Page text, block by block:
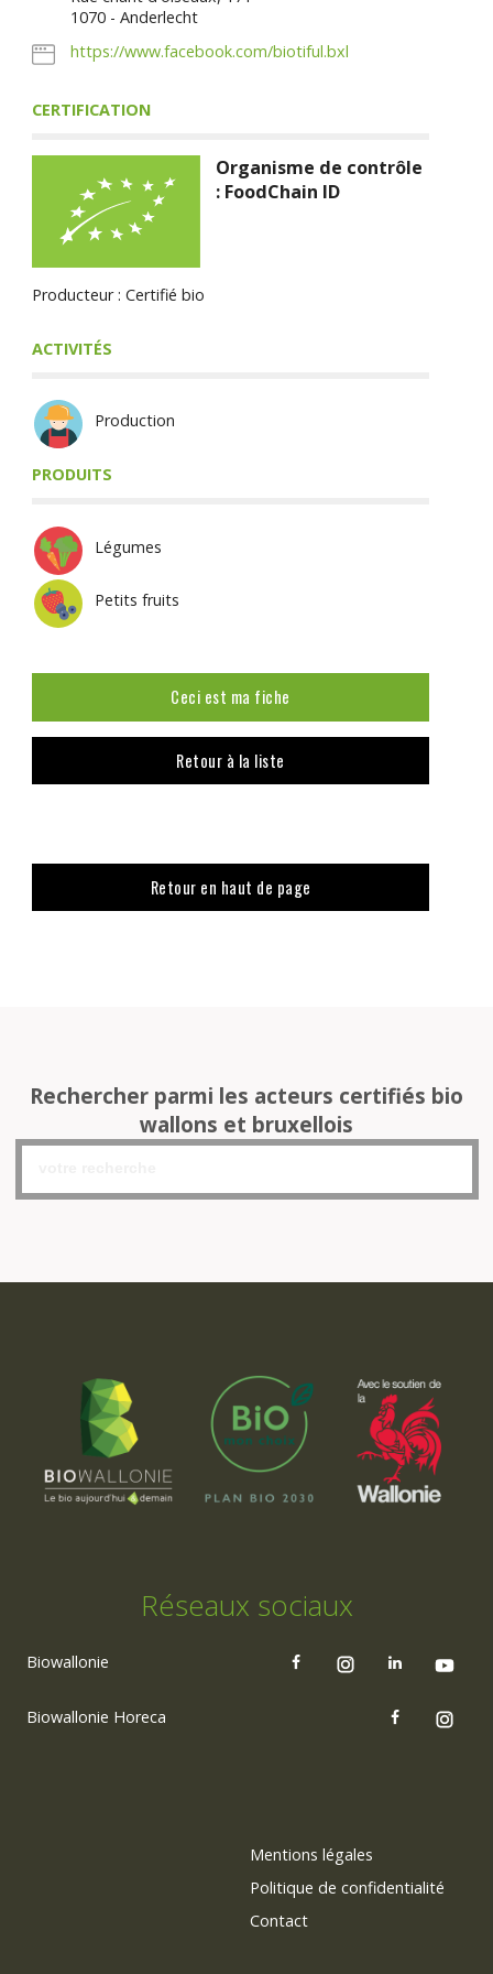
1070 - Anderlecht
https://www.facebook.com/biotiful.bxl
CERTIFICATION
Organisme de contrôle
: FoodChain ID
Producteur : Certifié bio
ACTIVITÉS
Production
PRODUITS
Légumes
Petits fruits
Ceci est ma fiche
Retour à la liste
Retour en haut de page
Rechercher parmi les acteurs certifiés bio
wallons et bruxellois
Réseaux sociaux
Biowallonie
Biowallonie Horeca
Mentions légales
Politique de confidentialité
Contact